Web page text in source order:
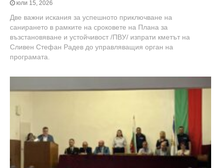
юли 15, 2026
Две важни искания за успешното приключване на
санирането в рамките на сроковете на Плана за
възстановяване и устойчивост /ПВУ/ изпрати кметът на
Сливен Стефан Радев до управляващия орган на
програмата.